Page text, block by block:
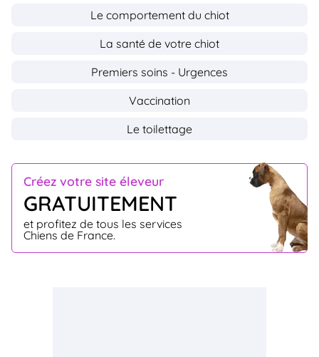
Créez votre site éleveur
GRATUITEMENT
et profitez de tous les services
Chiens de France.
Le comportement du chiot
La santé de votre chiot
Premiers soins - Urgences
Vaccination
Le toilettage